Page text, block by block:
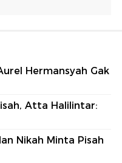
Hermansyah Gak
Atta Halilintar:
Nikah Minta Pisah